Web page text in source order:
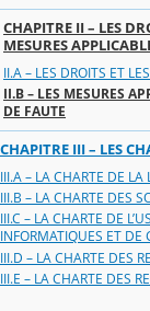
CHAPITRE II – LES
MESURES
II.A – LES DROITS ET
II.B – LES MESURES
DE FAUTE
CHAPITRE III – LES
III.A – LA CHARTE DE LA
III.B – LA CHARTE DES
III.C – LA CHARTE DE
INFORMATIQUES ET DE
III.D – LA CHARTE DES
III.E – LA CHARTE DES